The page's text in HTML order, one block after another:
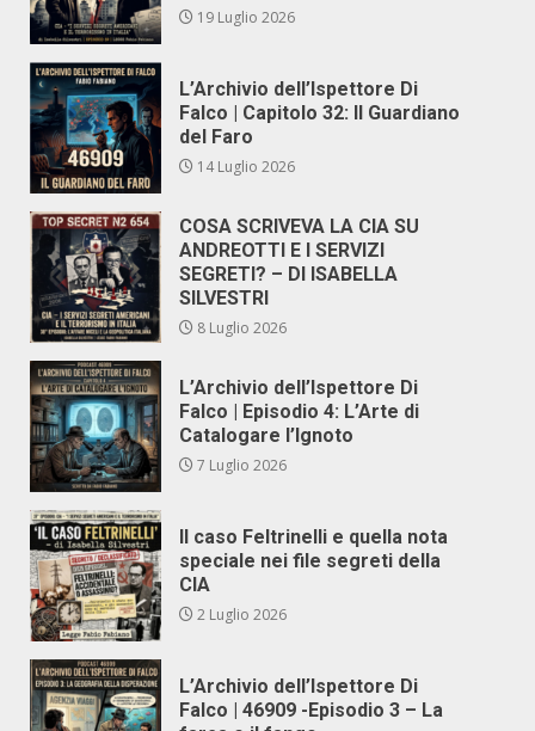
19 Luglio 2026
L’Archivio dell’Ispettore Di
Falco | Capitolo 32: Il Guardiano
del Faro
14 Luglio 2026
COSA SCRIVEVA LA CIA SU
ANDREOTTI E I SERVIZI
SEGRETI? – DI ISABELLA
SILVESTRI
8 Luglio 2026
L’Archivio dell’Ispettore Di
Falco | Episodio 4: L’Arte di
Catalogare l’Ignoto
7 Luglio 2026
Il caso Feltrinelli e quella nota
speciale nei file segreti della
CIA
2 Luglio 2026
L’Archivio dell’Ispettore Di
Falco | 46909 -Episodio 3 – La